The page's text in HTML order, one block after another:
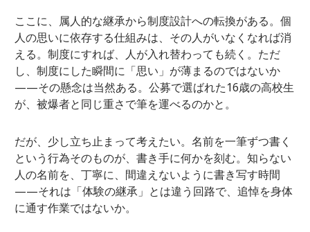
ここに、属人的な継承から制度設計への転換がある。個
人の思いに依存する仕組みは、その人がいなくなれば消
える。制度にすれば、人が入れ替わっても続く。ただ
し、制度にした瞬間に「思い」が薄まるのではないか
——その懸念は当然ある。公募で選ばれた16歳の高校生
が、被爆者と同じ重さで筆を運べるのかと。
だが、少し立ち止まって考えたい。名前を一筆ずつ書く
という行為そのものが、書き手に何かを刻む。知らない
人の名前を、丁寧に、間違えないように書き写す時間
——それは「体験の継承」とは違う回路で、追悼を身体
に通す作業ではないか。